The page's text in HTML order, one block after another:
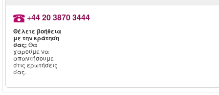
+44 20 3870 3444
Θέλετε βοήθεια
με την κράτηση
σας; Θα
χαρούμε να
απαντήσουμε
στις ερωτήσεις
σας.